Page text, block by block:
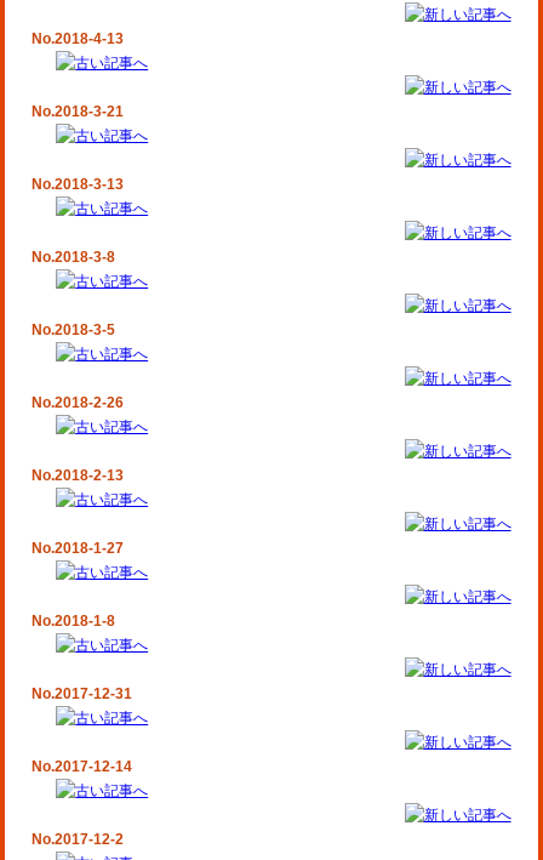
No.2018-4-13
No.2018-3-21
No.2018-3-13
No.2018-3-8
No.2018-3-5
No.2018-2-26
No.2018-2-13
No.2018-1-27
No.2018-1-8
No.2017-12-31
No.2017-12-14
No.2017-12-2